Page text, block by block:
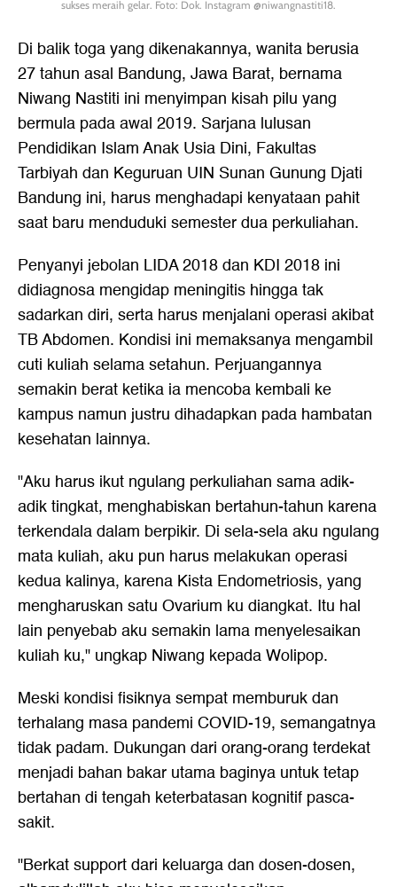
sukses meraih gelar. Foto: Dok. Instagram @niwangnastiti18.
Di balik toga yang dikenakannya, wanita berusia
27 tahun asal Bandung, Jawa Barat, bernama
Niwang Nastiti ini menyimpan kisah pilu yang
bermula pada awal 2019. Sarjana lulusan
Pendidikan Islam Anak Usia Dini, Fakultas
Tarbiyah dan Keguruan UIN Sunan Gunung Djati
Bandung ini, harus menghadapi kenyataan pahit
saat baru menduduki semester dua perkuliahan.
Penyanyi jebolan LIDA 2018 dan KDI 2018 ini
didiagnosa mengidap meningitis hingga tak
sadarkan diri, serta harus menjalani operasi akibat
TB Abdomen. Kondisi ini memaksanya mengambil
cuti kuliah selama setahun. Perjuangannya
semakin berat ketika ia mencoba kembali ke
kampus namun justru dihadapkan pada hambatan
kesehatan lainnya.
"Aku harus ikut ngulang perkuliahan sama adik-
adik tingkat, menghabiskan bertahun-tahun karena
terkendala dalam berpikir. Di sela-sela aku ngulang
mata kuliah, aku pun harus melakukan operasi
kedua kalinya, karena Kista Endometriosis, yang
mengharuskan satu Ovarium ku diangkat. Itu hal
lain penyebab aku semakin lama menyelesaikan
kuliah ku," ungkap Niwang kepada Wolipop.
Meski kondisi fisiknya sempat memburuk dan
terhalang masa pandemi COVID-19, semangatnya
tidak padam. Dukungan dari orang-orang terdekat
menjadi bahan bakar utama baginya untuk tetap
bertahan di tengah keterbatasan kognitif pasca-
sakit.
"Berkat support dari keluarga dan dosen-dosen,